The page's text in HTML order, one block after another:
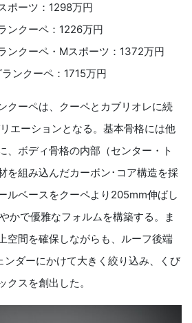
ポーツ：1298万円
ンクーペ：1226万円
ンクーペ・Mスポーツ：1372万円
ンクーペ：1715万円
クーペは、クーペとカブリオレに続
エーションとなる。基本骨格には他
、ボディ骨格の内部（センター・ト
を組み込んだカーボン･コア構造を採
ルベースをクーペより205mm伸ばし
かで優雅なフォルムを構築する。ま
空間を確保しながらも、ルーフ後端
ンダーにかけて大きく絞り込み、くび
スを創出した。